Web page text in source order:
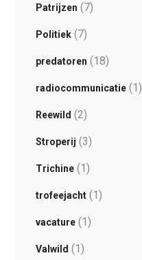
Patrijzen (7)
Politiek(7)
predatoren (18)
radiocommunicatie(1)
Reewild (2)
Stroperij (3)
Trichine(1)
trofeejacht(1)
vacature(1)
Valwild (1)